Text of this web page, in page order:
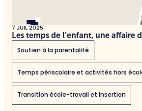
7 JUIL 2025
Les temps de l’enfant, une affaire
Soutien à la parentalité
Temps périscolaire et activités hors
Transition école-travail et insertion